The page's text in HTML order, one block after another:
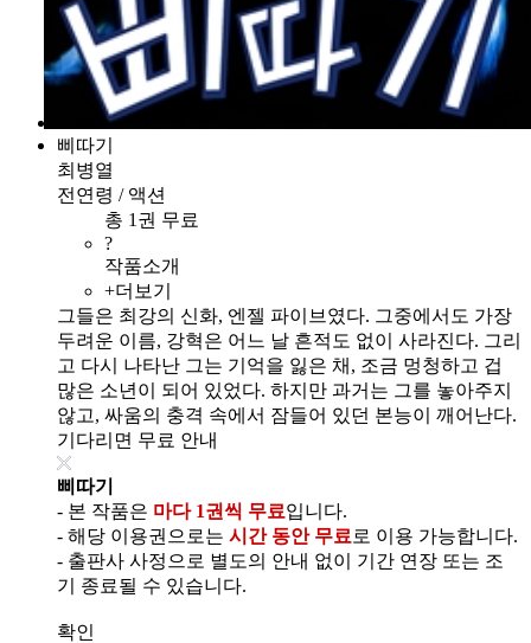
삐따기
최병열
전연령 / 액션
총 1권 무료
?
작품소개
+더보기
그들은 최강의 신화, 엔젤 파이브였다. 그중에서도 가장
두려운 이름, 강혁은 어느 날 흔적도 없이 사라진다. 그리
고 다시 나타난 그는 기억을 잃은 채, 조금 멍청하고 겁
많은 소년이 되어 있었다. 하지만 과거는 그를 놓아주지
않고, 싸움의 충격 속에서 잠들어 있던 본능이 깨어난다.
기다리면 무료 안내
삐따기
- 본 작품은 마다 1권씩 무료입니다.
- 해당 이용권으로는 시간 동안 무료 로 이용 가능합니다.
- 출판사 사정으로 별도의 안내 없이 기간 연장 또는 조
기 종료될 수 있습니다.
확인